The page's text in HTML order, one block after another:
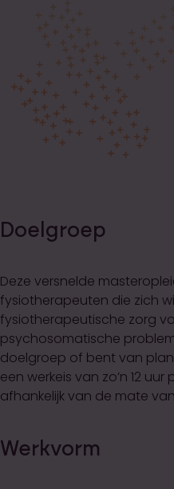
Doelgroep
Deze versnelde
fysiotherapeuten die zich
fysiotherapeutische zorg
psychosomatische
doelgroep of bent van
een werkeis van zo’n 12
afhankelijk van de mate
Werkvorm